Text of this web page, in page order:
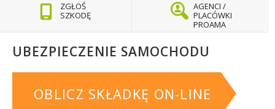
UBEZPIECZENIE SAMOCHODU
OBLICZ SKŁADKĘ ON-LINE
ZGŁOŚ
SZKODĘ
AGENCI /
PLACÓWKI
PROAMA